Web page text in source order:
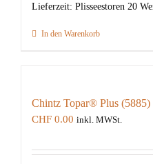
Lieferzeit: Plisseestoren 20
In den Warenkorb
Chintz Topar® Plus (5885)
CHF 0.00 inkl. MWSt.